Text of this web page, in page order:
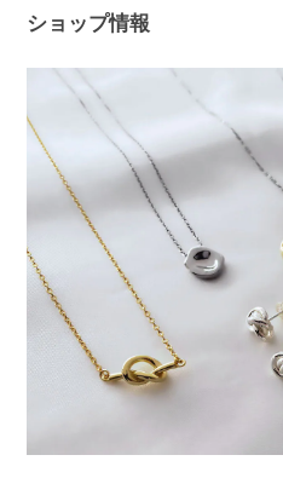
常の中で、
このたびは
フープピアス シ
シルバー
ショップ情報